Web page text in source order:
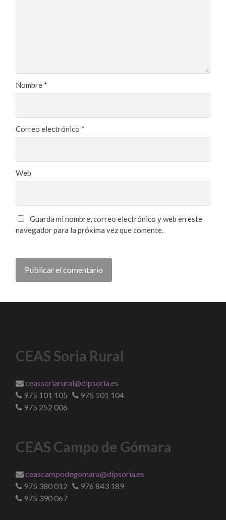
Nombre *
Correo electrónico *
Web
Guarda mi nombre, correo electrónico y web en este
navegador para la próxima vez que comente.
CEAS Soria Rural
ceassoriarural@dipsoria.es
975 101 105
975 101 104
975 252 006
CEAS Campo de Gómara
ceascampodegomara@dipsoria.es
975 380 012
976 843 189
975 390 067